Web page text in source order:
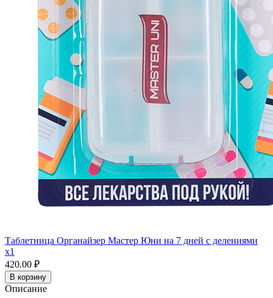
Таблетница Органайзер Мастер Юни на 7 дней с делениями
x1
420.00 ₽
В корзину
Описание